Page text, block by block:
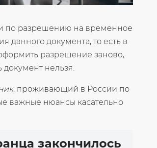
по разрешению на временное
данного документа, то есть в
разрешение заново,
нельзя.
, проживающий в России по
важные нюансы касательно
закончилось